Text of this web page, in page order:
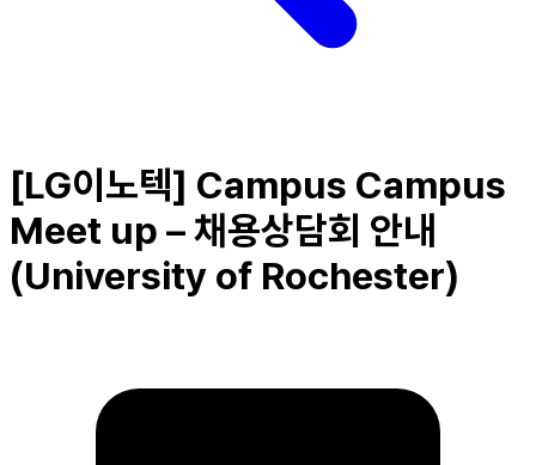
[LG이노텍] Campus Campus
Meet up – 채용상담회 안내
(University of Rochester)